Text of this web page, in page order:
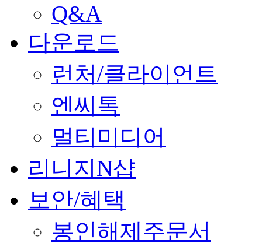
Q&A
다운로드
런처/클라이언트
엔씨톡
멀티미디어
리니지N샵
보안/혜택
봉인해제주문서